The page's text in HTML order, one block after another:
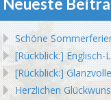
Neueste
Schöne
[Rückblick:]
[Rückblick:]
Herzlichen